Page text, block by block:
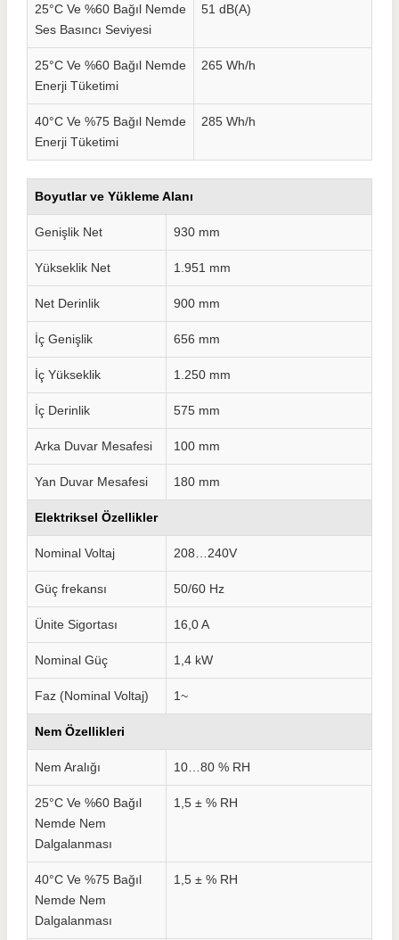
25°C Ve %60 Bağıl Nemde
Ses Basıncı Seviyesi
51 dB(A)
25°C Ve %60 Bağıl Nemde
Enerji Tüketimi
265 Wh/h
40°C Ve %75 Bağıl Nemde
Enerji Tüketimi
285 Wh/h
Boyutlar ve Yükleme Alanı
Genişlik Net 930 mm
Yükseklik Net 1.951 mm
Net Derinlik 900 mm
İç Genişlik 656 mm
İç Yükseklik 1.250 mm
İç Derinlik 575 mm
Arka Duvar Mesafesi 100 mm
Yan Duvar Mesafesi 180 mm
Elektriksel Özellikler
Nominal Voltaj 208…240V
Güç frekansı 50/60 Hz
Ünite Sigortası 16,0 A
Nominal Güç 1,4 kW
Faz (Nominal Voltaj) 1~
Nem Özellikleri
Nem Aralığı 10…80 % RH
25°C Ve %60 Bağıl
Nemde Nem
Dalgalanması
1,5 ± % RH
40°C Ve %75 Bağıl
Nemde Nem
Dalgalanması
1,5 ± % RH